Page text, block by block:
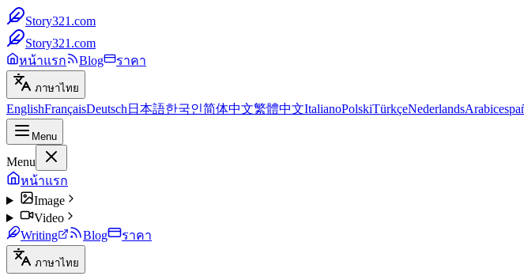
Story321.com
Story321.com
หน้าแรก
Blog ราคา
ภาษาไทย
EnglishFrançaisDeutsch 日本語한국인简体中文繁體中文ItalianoPolskiTürkçeNederlandsArabic
Menu
Menu
หน้าแรก
Image
Video
Writing
Blog ราคา
ภาษาไทย